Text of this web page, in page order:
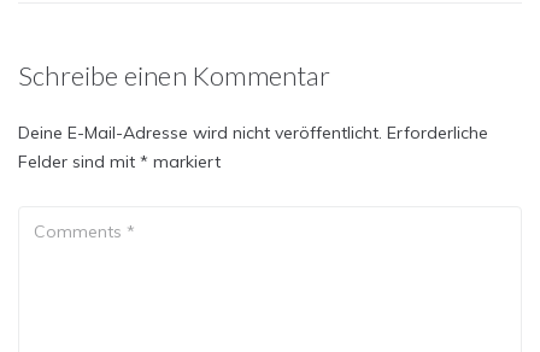
Schreibe einen Kommentar
Deine E-Mail-Adresse wird nicht veröffentlicht. Erforderliche
Felder sind mit * markiert